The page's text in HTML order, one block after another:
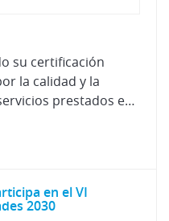
su certificación
la calidad y la
evolución continua en los servicios prestados en el área específica de chapa y pintura.
en el VI
2030